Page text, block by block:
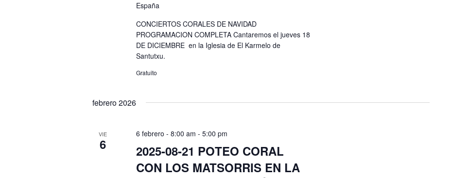
España
CONCIERTOS CORALES DE NAVIDAD
PROGRAMACION COMPLETA Cantaremos el jueves 18
DE DICIEMBRE en la Iglesia de El Karmelo de
Santutxu.
Gratuito
febrero 2026
VIE
6
2025-08-21 POTEO CORAL
CON LOS MATSORRIS EN LA
6 febrero - 8:00 am -5:00 pm